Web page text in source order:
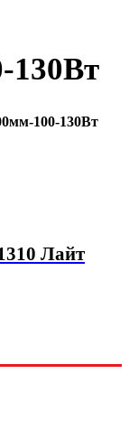
130Вт
100-130Вт
Лайт